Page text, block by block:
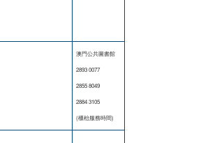
澳門公共圖書館
2893 0077
2855 8049
2884 3105
(櫃枱服務時間)